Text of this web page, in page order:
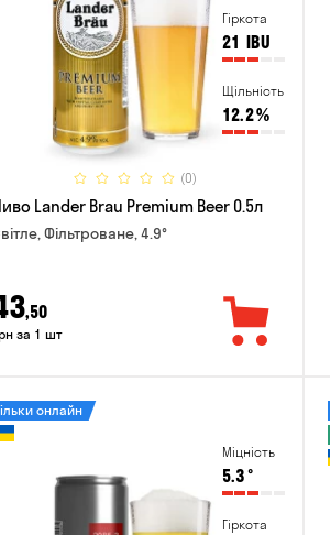
Гіркота
21 IBU
Щільність
12.2%
(0)
Lander Brau Premium Beer 0.5л
Фільтроване, 4.9°
,50
за 1 шт
Міцність
5.3°
Гіркота
онлайн